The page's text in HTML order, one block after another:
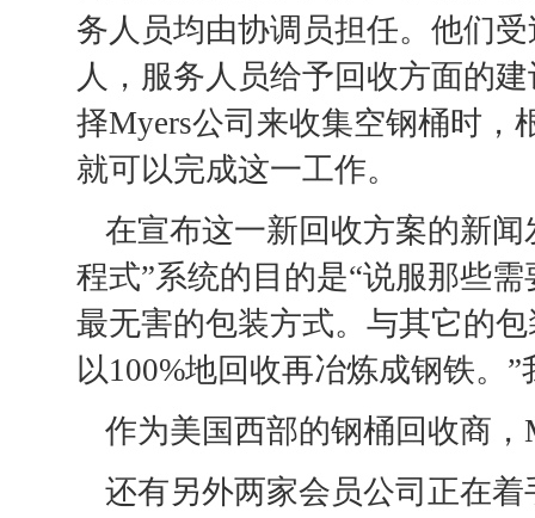
务人员均由协调员担任。他们
人，服务人员给予回收方面的
择Myers公司来收集空钢桶时，
就可以完成这一工作。
在宣布这一新回收方案的新
程式”系统的目的是“说服那些
最无害的包装方式。与其它的
以100%地回收再冶炼成钢铁。
作为美国西部的钢桶回收商，
还有另外两家会员公司正在